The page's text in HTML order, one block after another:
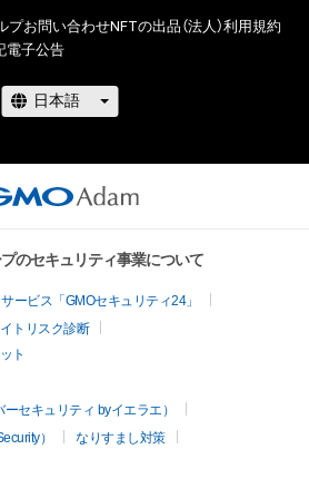
プお問い合わせNFTの出品（法人）利用規約
電子公告
のセキュリティ事業について
ービス「GMOセキュリティ24」
トリスク診断
ト
セキュリティ byイエラエ）
）
なりすまし対策